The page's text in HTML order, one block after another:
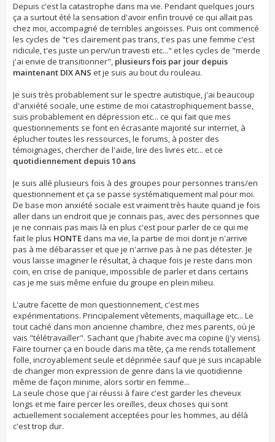
Depuis c'est la catastrophe dans ma vie. Pendant quelques jours
ça a surtout été la sensation d'avoir enfin trouvé ce qui allait pas
chez moi, accompagné de terribles angoisses. Puis ont commencé
les cycles de "t'es clairement pas trans, t'es pas une femme c'est
ridicule, t'es juste un perv/un travesti etc..." et les cycles de "merde
j'ai envie de transitionner", plusieurs fois par jour depuis
maintenant DIX ANS et je suis au bout du rouleau.
Je suis très probablement sur le spectre autistique, j'ai beaucoup
d'anxiété sociale, une estime de moi catastrophiquement basse,
suis probablement en dépression etc... ce qui fait que mes
questionnements se font en écrasante majorité sur internet, à
éplucher toutes les ressources, le forums, à poster des
témoignages, chercher de l'aide, lire des livres etc... et ce
quotidiennement depuis 10 ans
Je suis allé plusieurs fois à des groupes pour personnes trans/en
questionnement et ça se passe systématiquement mal pour moi.
De base mon anxiété sociale est vraiment très haute quand je fois
aller dans un endroit que je connais pas, avec des personnes que
je ne connais pas mais là en plus c'est pour parler de ce qui me
fait le plus HONTE dans ma vie, la partie de moi dont je n'arrive
pas à me débarasser et que je n'arrive pas à ne pas détester. Je
vous laisse imaginer le résultat, à chaque fois je reste dans mon
coin, en crise de panique, impossible de parler et dans certains
cas je me suis même enfuie du groupe en plein milieu.
L'autre facette de mon questionnement, c'est mes
expérimentations. Principalement vêtements, maquillage etc... Le
tout caché dans mon ancienne chambre, chez mes parents, où je
vais "télétravailler". Sachant que j'habite avec ma copine (j'y viens).
Faire tourner ça en boucle dans ma tête, ça me rends totallement
folle, incroyablement seule et déprimée sauf que je suis incapable
de changer mon expression de genre dans la vie quotidienne
même de façon minime, alors sortir en femme...
La seule chose que j'ai réussi à faire c'est garder les cheveux
longs et me faire percer les oreilles, deux choses qui sont
actuellement socialement acceptées pour les hommes, au délà
c'est trop dur.